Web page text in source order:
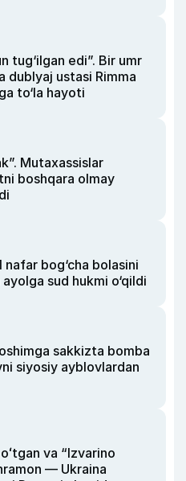
tug‘ilgan edi”. Bir umr
dublyaj ustasi Rimma
to‘la hayoti
Mutaxassislar
boshqara olmay
nafar bog‘cha bolasini
sud hukmi o‘qildi
sakkizta bomba
siyosiy ayblovlardan
va “Izvarino
— Ukraina